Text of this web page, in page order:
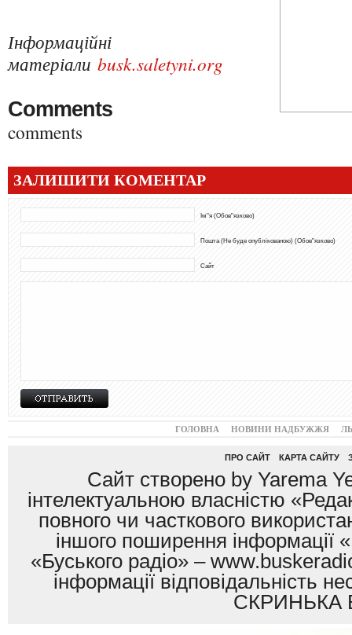
Інформаційні
матеріали busk.saletyni.org
Comments
comments
ЗАЛИШИТИ КОМЕНТАР
Ім"я (Обов"язково)
Пошта (Не буде опублікованою) (Обов"язково)
Сайт
ГОЛОВНА НОВИНИ НАДБУЖЖЯ
ПРО САЙТ КАРТА САЙТУ
Сайт створено by Yarema
інтелектуальною власністю
повного чи часткового
іншого поширення інформації
«Буського радіо» –
інформації
СКРИНЬКА